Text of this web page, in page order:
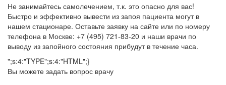
Не занимайтесь самолечением, т.к. это опасно для вас!
Быстро и эффективно вывести из запоя пациента могут в
нашем стационаре. Оставьте заявку на сайте или по номеру
телефона в Москве: +7 (495) 721-83-20 и наши врачи по
выводу из запойного состояния прибудут в течение часа.
";s:4:"TYPE";s:4:"HTML";}
Вы можете задать вопрос врачу